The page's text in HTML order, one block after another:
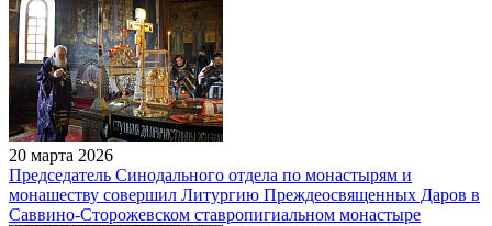
20 марта 2026
Председатель Синодального отдела по монастырям и
монашеству совершил Литургию Преждеосвященных Даров в
Саввино-Сторожевском ставропигиальном монастыре